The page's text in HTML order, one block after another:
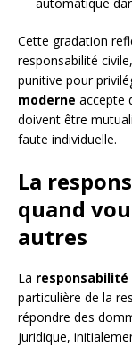
Cette gradation
responsabilité
punitive pour
moderne accepte
doivent être
faute individuelle.
La
quand
autres
La
particulière de la
répondre des
juridique,